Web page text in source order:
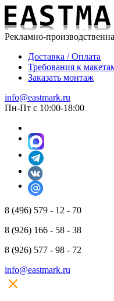
Рекламно-
Доставка / Оплата
Требования к
Заказать монтаж
info@eastmark.ru
Пн-Пт с 10:00-18:00
8 (496) 579 - 12 - 70
8 (926) 166 - 58 - 38
8 (926) 577 - 98 - 72
info@eastmark.ru